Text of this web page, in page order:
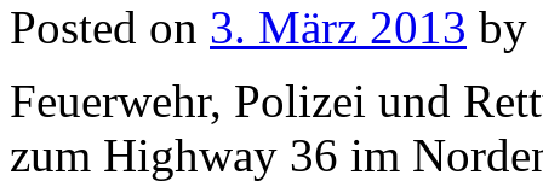
Posted on 3. März 2013 by
Feuerwehr, Polizei und
zum Highway 36 im